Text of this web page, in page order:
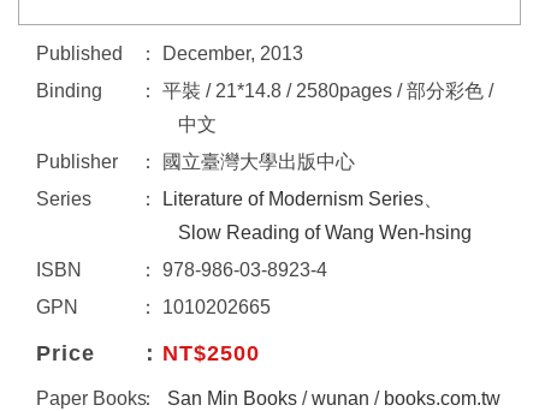
Published
December, 2013
Binding
平裝 / 21*14.8 / 2580pages / 部分彩色 /
中文
Publisher
國立臺灣大學出版中心
Series
Literature of Modernism Series
Slow Reading of Wang Wen-hsing
ISBN
978-986-03-8923-4
GPN
1010202665
Price NT$2500
Paper Books San Min Books /wunan / books.com.tw